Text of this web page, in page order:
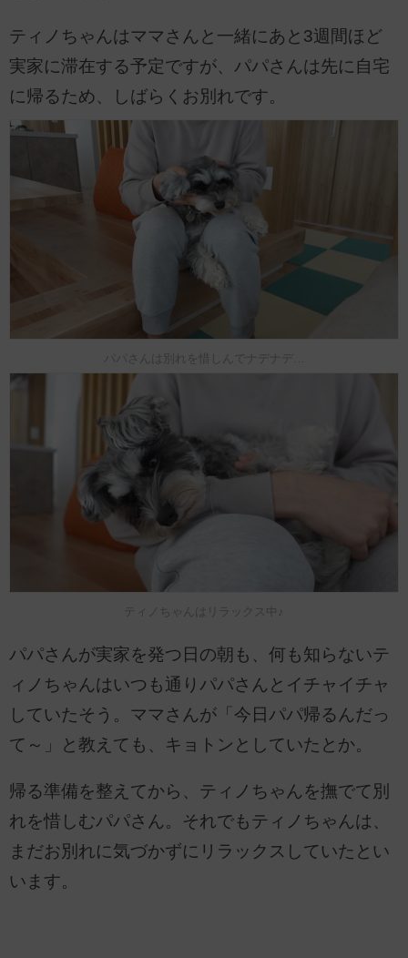
ティノちゃんはママさんと一緒にあと3週間ほど
実家に滞在する予定ですが、パパさんは先に自宅
に帰るため、しばらくお別れです。
パパさんは別れを惜しんでナデナデ…
ティノちゃんはリラックス中♪
パパさんが実家を発つ日の朝も、何も知らないテ
ィノちゃんはいつも通りパパさんとイチャイチャ
していたそう。ママさんが「今日パパ帰るんだっ
て～」と教えても、キョトンとしていたとか。
帰る準備を整えてから、ティノちゃんを撫でて別
れを惜しむパパさん。それでもティノちゃんは、
まだお別れに気づかずにリラックスしていたとい
います。